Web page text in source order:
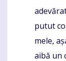
putut
mele,
aibă un